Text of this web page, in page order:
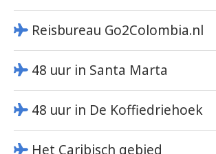
Reisbureau Go2Colombia.nl
48 uur in Santa Marta
48 uur in De Koffiedriehoek
Het Caribisch gebied